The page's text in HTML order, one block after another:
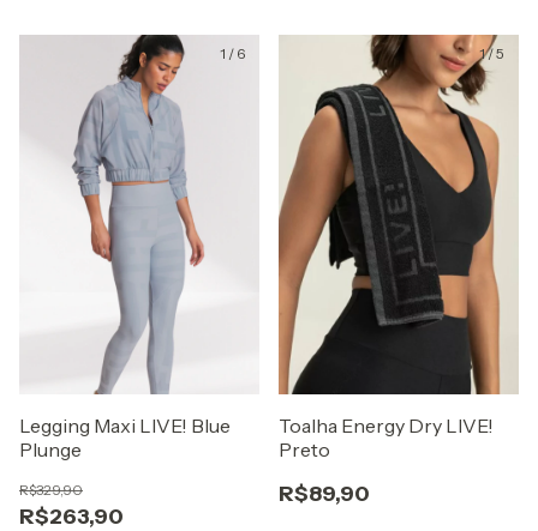
1 / 6
Legging Maxi LIVE! Blue
Plunge
R$263,90
R$329,90
1/5
Toalha Energy Dry LIVE!
Preto
R$89,90